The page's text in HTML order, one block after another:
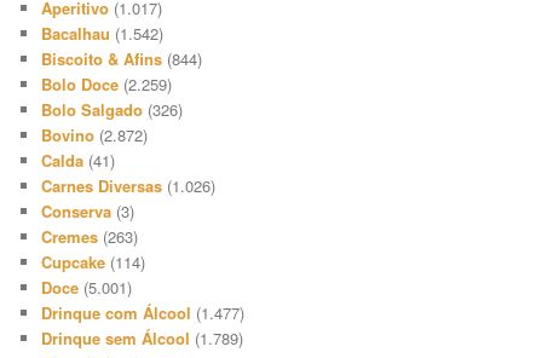
Aperitivo (1.017)
Bacalhau (1.542)
Biscoito & Afins (844)
Bolo Doce (2.259)
Bolo Salgado (326)
Bovino (2.872)
Calda (41)
Carnes Diversas (1.026)
Conserva (3)
Cremes (263)
Cupcake (114)
Doce (5.001)
Drinque com Álcool (1.477)
Drinque sem Álcool (1.789)